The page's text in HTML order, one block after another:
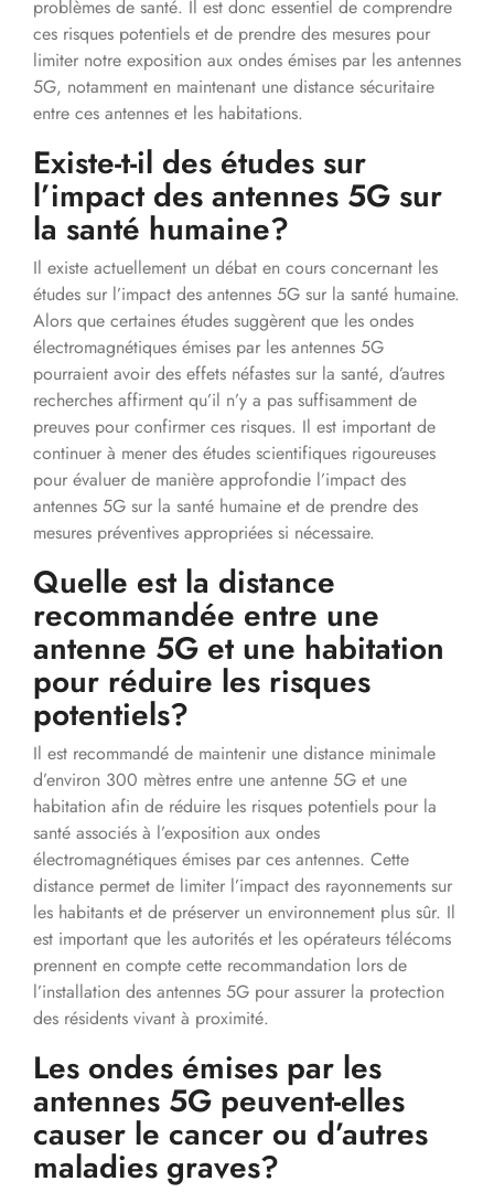
problèmes de santé. Il est donc essentiel de comprendre
ces risques potentiels et de prendre des mesures pour
limiter notre exposition aux ondes émises par les antennes
5G, notamment en maintenant une distance sécuritaire
entre ces antennes et les habitations.
Existe-t-il des études sur
l’impact des antennes 5G sur
la santé humaine?
Il existe actuellement un débat en cours concernant les
études sur l’impact des antennes 5G sur la santé humaine.
Alors que certaines études suggèrent que les ondes
électromagnétiques émises par les antennes 5G
pourraient avoir des effets néfastes sur la santé, d’autres
recherches affirment qu’il n’y a pas suffisamment de
preuves pour confirmer ces risques. Il est important de
continuer à mener des études scientifiques rigoureuses
pour évaluer de manière approfondie l’impact des
antennes 5G sur la santé humaine et de prendre des
mesures préventives appropriées si nécessaire.
Quelle est la distance
recommandée entre une
antenne 5G et une habitation
pour réduire les risques
potentiels?
Il est recommandé de maintenir une distance minimale
d’environ 300 mètres entre une antenne 5G et une
habitation afin de réduire les risques potentiels pour la
santé associés à l’exposition aux ondes
électromagnétiques émises par ces antennes. Cette
distance permet de limiter l’impact des rayonnements sur
les habitants et de préserver un environnement plus sûr. Il
est important que les autorités et les opérateurs télécoms
prennent en compte cette recommandation lors de
l’installation des antennes 5G pour assurer la protection
des résidents vivant à proximité.
Les ondes émises par les
antennes 5G peuvent-elles
causer le cancer ou d’autres
maladies graves?